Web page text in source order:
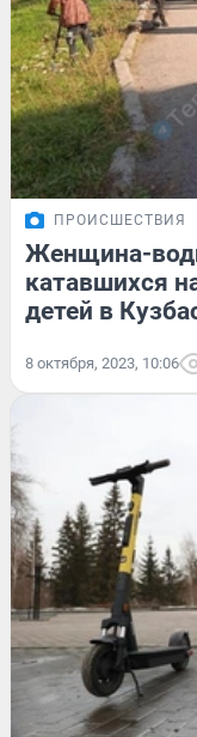
ПРОИСШЕСТВИЯ
Женщина-
катавшихся
детей в
8 октября, 2023, 10:06